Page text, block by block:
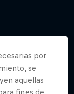
por
se
aquellas
fines de